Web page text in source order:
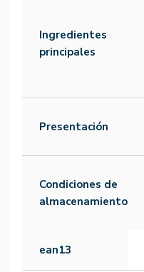
Ingredientes
principales
Presentación
Condiciones de
almacenamiento
ean13